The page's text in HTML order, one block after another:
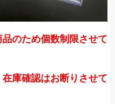
のため個数制限させて
庫確認はお断りさせて